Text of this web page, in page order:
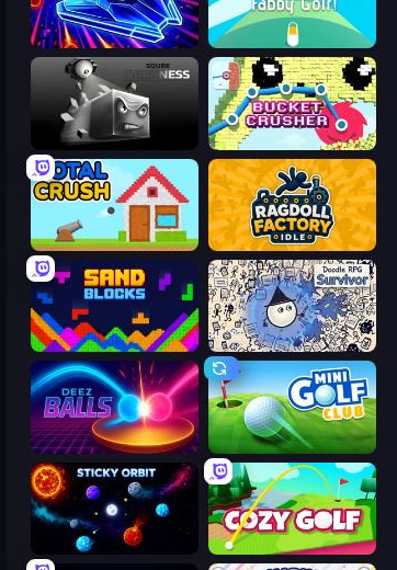
Stellar Swarm Fabby Golf!
Sqube Darkness Bucket Crusher
Total Crush Ragdoll Factory Idle
Sand Blocks Doodle RPG Survivor
Deez Balls Mini Golf Club
Sticky Orbit Cozy Golf